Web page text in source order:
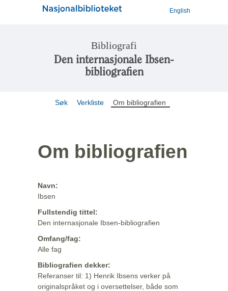
English
Bibliografi
Den internasjonale Ibsen-
bibliografien
Søk Verkliste Om bibliografien
Om bibliografien
Navn:
Ibsen
Fullstendig tittel:
Den internasjonale Ibsen-bibliografien
Omfang/fag:
Alle fag
Bibliografien dekker:
Referanser til: 1) Henrik Ibsens verker på
originalspråket og i oversettelser, både som